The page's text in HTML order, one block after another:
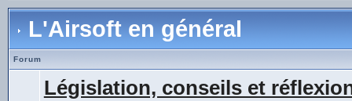
L'Airsoft en général
Forum
Législation, conseils et